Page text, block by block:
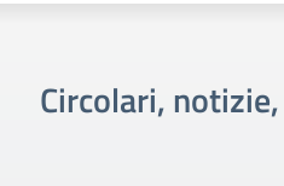
Circolari,